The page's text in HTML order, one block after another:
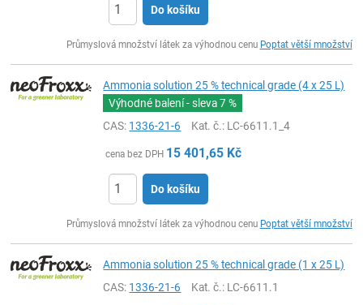
Do košíku
Průmyslová množství látek za výhodnou cenu Poptat větší množství
Ammonia solution 25 % technical grade (4 x 25 L)
Výhodné balení - sleva7 %
CAS: 1336-21-6 Kat. č.: LC-6611.1_4
cena bez DPH 15 401,65 Kč
Do košíku
Průmyslová množství látek za výhodnou cenu Poptat větší množství
Ammonia solution 25 % technical grade (1 x 25 L)
CAS: 1336-21-6 Kat. č.: LC-6611.1